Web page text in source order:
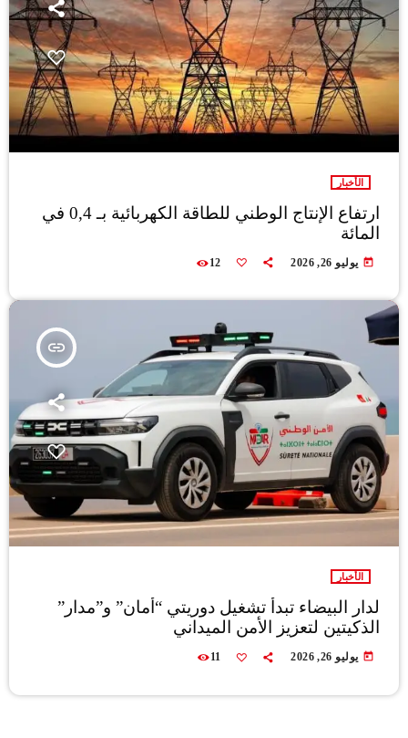
الأخبار
ارتفاع الإنتاج الوطني للطاقة الكهربائية بـ 0,4 في
المائة
today يوليو 26, 2026 12
insert_link
الأخبار
لدار البيضاء تبدأ تشغيل دوريتي “أمان” و”مدار”
الذكيتين لتعزيز الأمن الميداني
today يوليو 26, 2026 11